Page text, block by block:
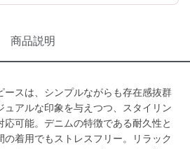
商品説明
ースは、シンプルながらも存在感抜群
ュアルな印象を与えつつ、スタイリン
可能。デニムの特徴である耐久性と
着用でもストレスフリー。リラック